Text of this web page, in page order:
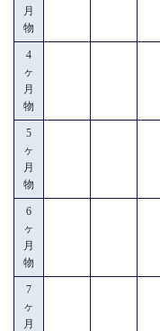
月
物
4
ヶ
月
物
5
ヶ
月
物
6
ヶ
月
物
7
ヶ
月